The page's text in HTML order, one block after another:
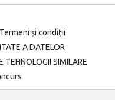
Termeni și condiții
A DATELOR
TEHNOLOGII SIMILARE